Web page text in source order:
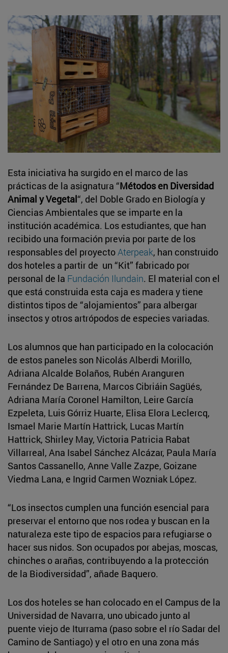
Esta iniciativa ha surgido en el marco de las
prácticas de la asignatura “Métodos en Diversidad
Animal y Vegetal“, del Doble Grado en Biología y
Ciencias Ambientales que se imparte en la
institución académica. Los estudiantes, que han
recibido una formación previa por parte de los
responsables del proyectoAterpeak, han construido
dos hoteles a partir de un “Kit” fabricado por
personal de la Fundación Ilundain. El material con el
que está construida esta caja es madera y tiene
distintos tipos de “alojamientos” para albergar
insectos y otros artrópodos de especies variadas.
Los alumnos que han participado en la colocación
de estos paneles son Nicolás Alberdi Morillo,
Adriana Alcalde Bolaños, Rubén Aranguren
Fernández De Barrena, Marcos Cibriáin Sagüés,
Adriana María Coronel Hamilton, Leire García
Ezpeleta, Luis Górriz Huarte, Elisa Elora Leclercq,
Ismael Marie Martín Hattrick, Lucas Martín
Hattrick, Shirley May, Victoria Patricia Rabat
Villarreal, Ana Isabel Sánchez Alcázar, Paula María
Santos Cassanello, Anne Valle Zazpe, Goizane
Viedma Lana, e Ingrid Carmen Wozniak López.
“Los insectos cumplen una función esencial para
preservar el entorno que nos rodea y buscan en la
naturaleza este tipo de espacios para refugiarse o
hacer sus nidos. Son ocupados por abejas, moscas,
chinches o arañas, contribuyendo a la protección
de la Biodiversidad”, añade Baquero.
Los dos hoteles se han colocado en el Campus de la
Universidad de Navarra, uno ubicado junto al
puente viejo de Iturrama (paso sobre el río Sadar del
Camino de Santiago) y el otro en una zona más